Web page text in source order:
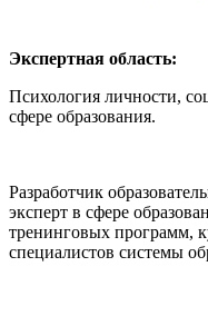
Экспертная область:
Психология личности,
сфере образования.
Разработчик
эксперт в сфере
тренинговых программ,
специалистов системы